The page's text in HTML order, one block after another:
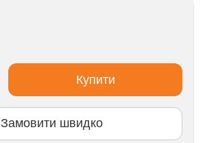
Купити
Замовити швидко